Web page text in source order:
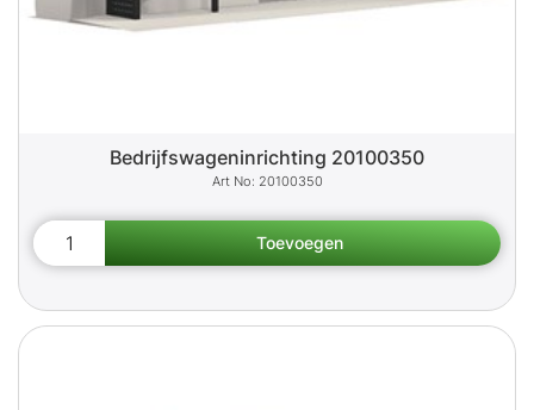
Bedrijfswageninrichting 20100350
20100350